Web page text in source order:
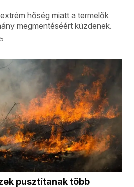
hőség miatt a termelők
megmentéséért küzdenek.
pusztítanak több